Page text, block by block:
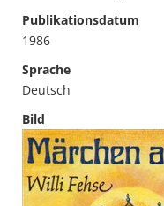
Publikationsdatum
1986
Sprache
Deutsch
Bild